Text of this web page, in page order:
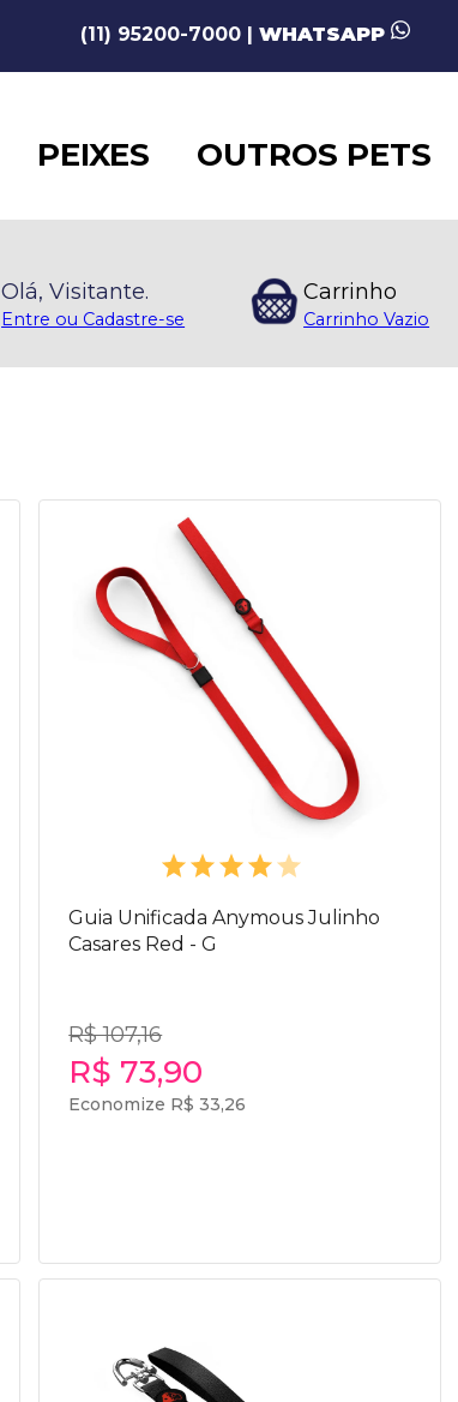
(11) 95200-7000 | WHATSAPP
PEIXES OUTROS PETS
Olá, Visitante.
Entre ou Cadastre-se
Carrinho
Carrinho Vazio
Guia Unificada Anymous Julinho
Casares Red - G
R$ 107,16
R$ 73,90
Economize R$ 33,26